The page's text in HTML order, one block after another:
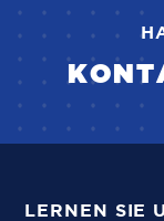
LERNEN SIE